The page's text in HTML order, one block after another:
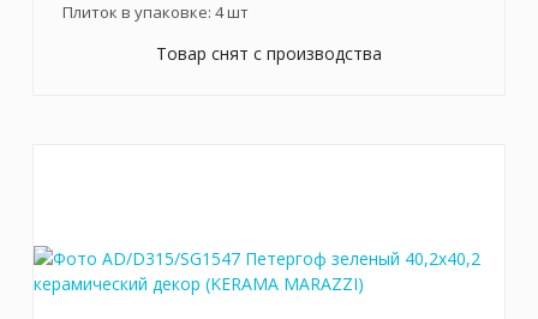
Плиток в упаковке: 4шт
Товар снят с производства